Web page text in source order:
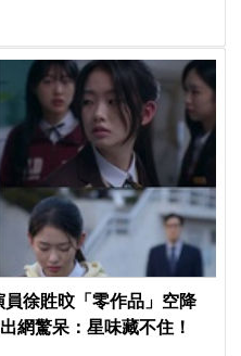
徐貹旼「零作品」空降
網驚呆：星味藏不住！